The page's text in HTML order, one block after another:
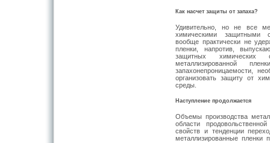
Как насчет защиты от запаха?
Удивительно, но не все
химическими защитными
вообще практически не
пленки, напротив,
защитных химических
металлизированной
запахонепроницаемости,
организовать защиту от
среды.
Наступление продолжается
Объемы производства
области
свойств и тенденции
металлизированные пленки